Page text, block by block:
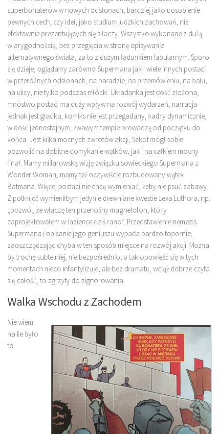
superbohaterów w nowych odsłonach, bardziej jako uosobienie
pewnych cech, czy idei, jako studium ludzkich zachowań, niż
efektownie prezentujących się siłaczy. Wszystko wykonane z dużą
wiarygodnością, bez przegięcia w stronę opisywania
alternatywnego świata, za to z dużym ładunkiem fabularnym. Sporo
się dzieje, oglądamy zarówno Supermana jak i wiele innych postaci
w przeróżnych odsłonach, na paradzie, na przemówieniu, na balu,
na ulicy, nie tylko podczas młócki. Układanka jest dość złożona,
mnóstwo postaci ma duży wpływ na rozwój wydarzeń, narracja
jednak jest gładka, komiks nie jest przegadany, kadry dynamicznie,
w dość jednostajnym, żwawym tempie prowadzą od początku do
końca. Jest kilka mocnych zwrotów akcji, Szkot mógł sobie
pozwolić na dobitne domykanie wątków, jak i na całkiem mocny
finał. Mamy millarowską wizję związku sowieckiego Supermana z
Wonder Woman, mamy też oczywiście rozbudowany wątek
Batmana. Więcej postaci nie chcę wymieniać, żeby nie psuć zabawy.
Z potknięć wymieniłbym jedynie drewniane kwestie Lexa Luthora, np.
„pozwól, że włączę ten przenośny magnetofon, który
zaprojektowałem w łazience dziś rano”. Przedstawienie nemezis
Supermana i opisanie jego geniuszu wypada bardzo topornie,
zaoszczędzając chyba w ten sposób miejsce na rozwój akcji. Można
by trochę subtelniej, nie bezpośrednio, a tak opowieść się w tych
momentach nieco infantylizuje, ale bez dramatu, wciąż dobrze czyta
się całość, to zgrzyty do zignorowania.
Walka Wschodu z Zachodem
Nie wiem
na ile było
to